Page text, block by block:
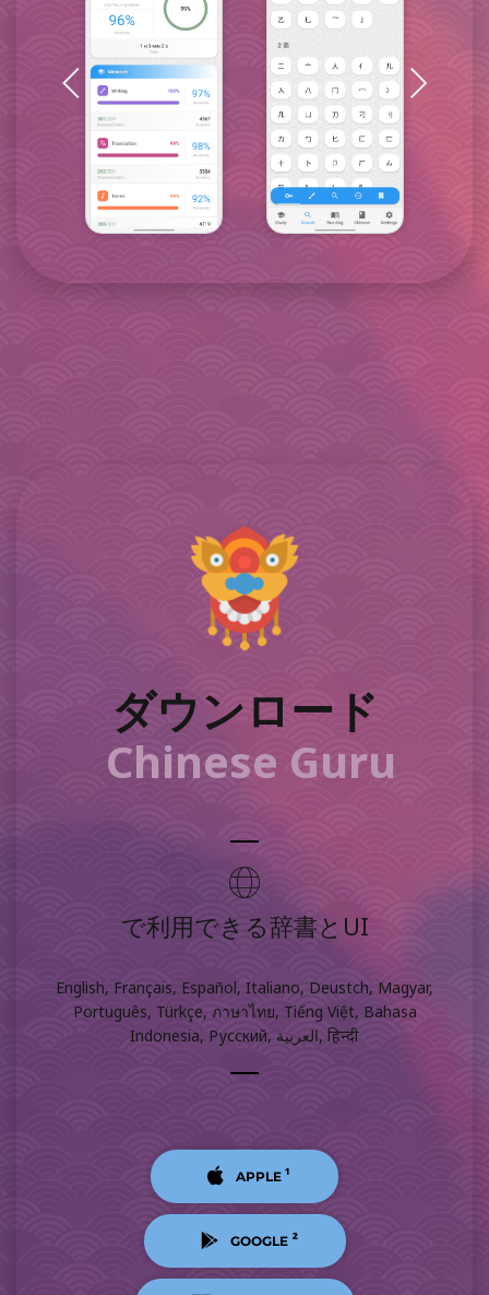
ダウンロード
Chinese Guru
で利用できる辞書とUI
English, Français, Español, Italiano, Deustch, Magyar,
Português, Türkçe, ภาษาไทย, Tiếng Việt, Bahasa
Indonesia, Русский, العربية, हिन्दी
APPLE ¹
GOOGLE ²